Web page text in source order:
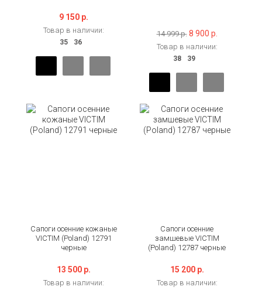
9 150 р.
Товар в наличии: 14 999 р. 8 900 р.
Товар в наличии:
Сапоги осенние кожаные
VICTIM (Poland) 12791
черные
13 500 р.
Товар в наличии:
Сапоги осенние
замшевые VICTIM
(Poland) 12787 черные
15 200 р.
Товар в наличии: